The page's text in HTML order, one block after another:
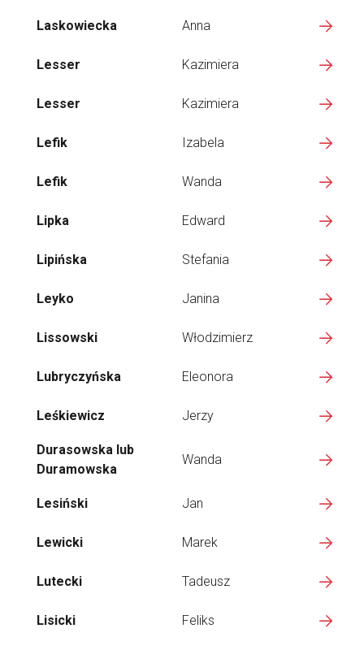
Laskowiecka Anna
Lesser Kazimiera
Lesser Kazimiera
Lefik Izabela
Lefik Wanda
Lipka Edward
Lipińska Stefania
Leyko Janina
Lissowski Włodzimierz
Lubryczyńska Eleonora
Leśkiewicz Jerzy
Durasowska lub
Duramowska
Wanda
Lesiński Jan
Lewicki Marek
Lutecki Tadeusz
Lisicki Feliks